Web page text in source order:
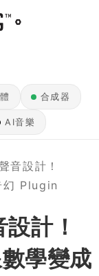
合成器
AI音樂
音設計！
Plugin
計！
學變成